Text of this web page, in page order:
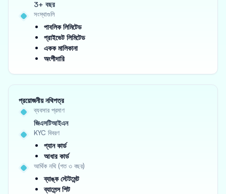
3+ বছর
সংস্থাগুলি
পাবলিক লিমিটেড
প্রাইভেট লিমিটেড
একক মালিকানা
অংশীদারি
প্রয়োজনীয় নথিপত্র
ব্যবসার প্রমাণ
জিএসটিআইএন
KYC বিবরণ
প্যান কার্ড
আধার কার্ড
আর্থিক নথি (গত ৩ বছর)
ব্যাঙ্ক স্টেটমেন্ট
ব্যালেন্স শিট